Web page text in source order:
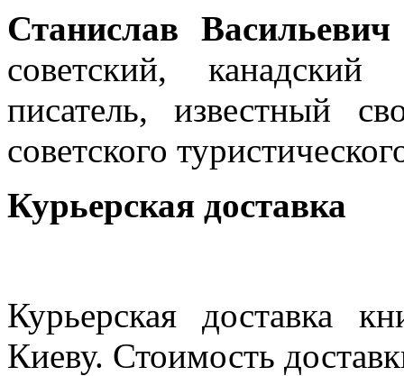
Станислав
советский,
писатель, известный
советского
Курьерская доставка
Курьерская доставка
Киеву. Стоимость